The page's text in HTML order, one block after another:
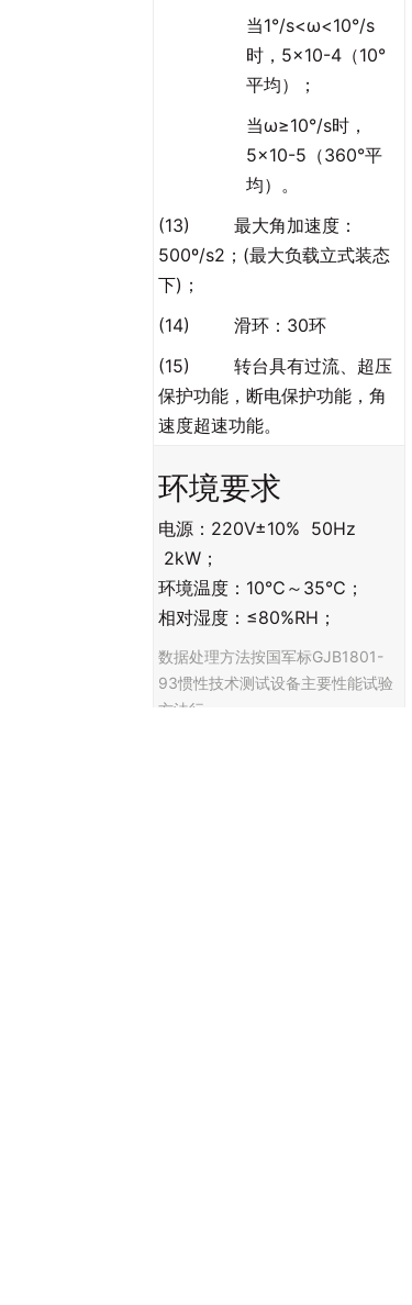
当1°/s<ω<10°/s
时，5×10-4（10°
平均）；
当ω≥10°/s时，
5×10-5（360°平
均）。
(13) 最大角加速度：
500º/s2；(最大负载立式装态
下)；
(14) 滑环：30环
(15) 转台具有过流、超压
保护功能，断电保护功能，角
速度超速功能。
环境要求
电源：220V±10% 50Hz
2kW；
环境温度：10℃～35℃；
相对湿度：≤80%RH；
数据处理方法按国军标GJB1801-
93惯性技术测试设备主要性能试验
方法行。